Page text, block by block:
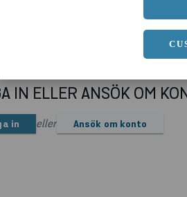
IN ELLER ANSÖK OM
in eller Ansök om konto